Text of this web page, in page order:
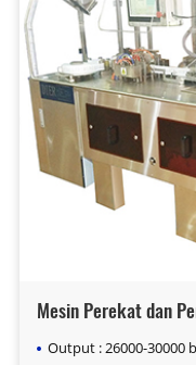
Mesin Perekat dan
Output : 26000-30000